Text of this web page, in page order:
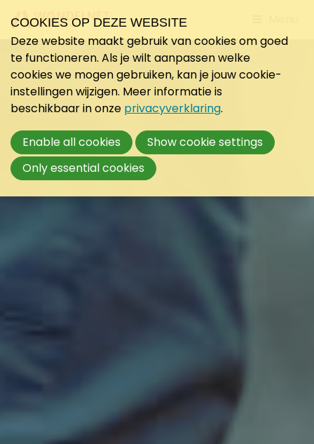
to
COOKIES OP DEZE WEBSITE
Deze website maakt gebruik van cookies om goed
te functioneren. Als je wilt aanpassen welke
cookies we mogen gebruiken, kan je jouw cookie-
instellingen wijzigen. Meer informatie is
beschikbaar in onze privacyverklaring.
Enable all cookies
Show cookie settings
Only essential cookies